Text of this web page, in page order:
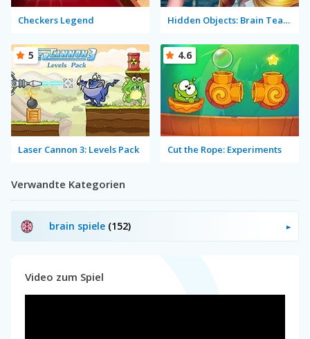
Checkers Legend Hidden Objects: Brain Teaser
Laser Cannon 3: Levels Pack
5
Cut the Rope: Experiments
4.6
Verwandte Kategorien
brain spiele (152)
Video zum Spiel